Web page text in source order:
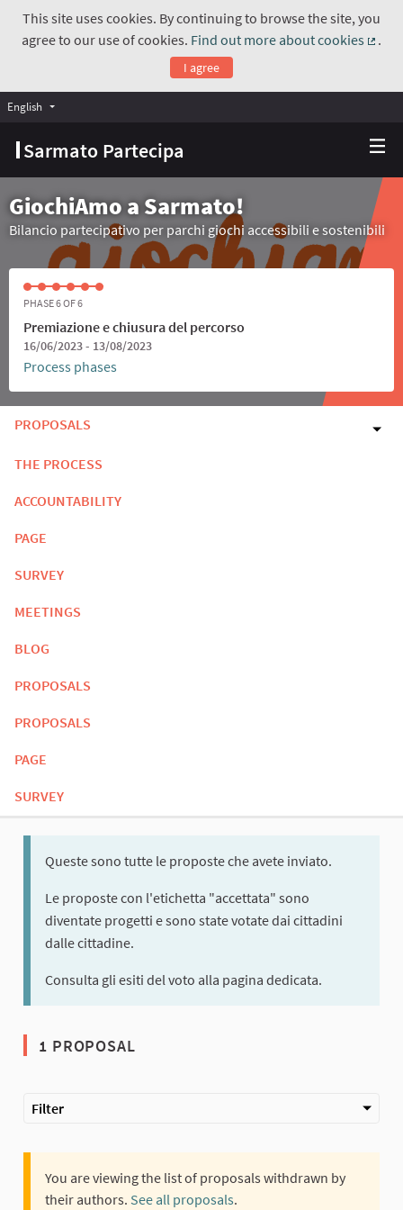
This site uses cookies. By continuing to browse the site, you
agree to our use of cookies. Find out more about cookies
.
I agree
Sarmato Partecipa
English Choose language
GiochiAmo a Sarmato!
Bilancio partecipativo per parchi giochi accessibili e sostenibili
PHASE 6 OF 6
Premiazione e chiusura del percorso
16/06/2023 - 13/08/2023
Process phases
PROPOSALS
THE PROCESS
ACCOUNTABILITY
PAGE
SURVEY
MEETINGS
BLOG
PROPOSALS
PROPOSALS
PAGE
SURVEY
Queste sono tutte le proposte che avete inviato.
Le proposte con l'etichetta "accettata" sono
diventate progetti e sono state votate dai cittadini
dalle cittadine.
Consulta gli esiti del voto alla pagina dedicata.
1 PROPOSAL
Filter
You are viewing the list of proposals withdrawn by
their authors. See all proposals.